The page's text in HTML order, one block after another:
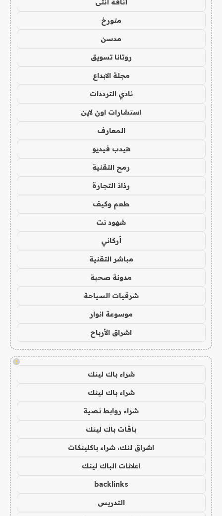
أناقة أنثى
متورخ
مدسن
روتانا تسويق
مجلة الابداع
نادي الترددات
استشارات اون لاين
المعارف
هيدب فيديو
رمح التقنية
رذاذ التجارة
طعم وكيف
شهود نت
أركاني
مباشر التقنية
مدونة صحبة
شرقيات السياحة
موسوعة انوار
اشراق الأرباح
!
شراء باك لينك
شراء باك لينك
شراء روابط نصية
باقات باك لينك
اشراق لنك، شراء باكلينكات
اعلانات الباك لينك
backlinks
التدريس